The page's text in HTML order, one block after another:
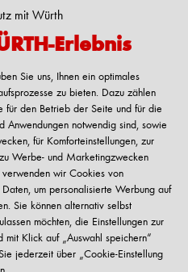
Freiberufler und öffentliche
Erlebnis
Sie uns, Ihnen ein optimales
zu bieten. Dazu zählen
für den Betrieb der Seite und für die
Anwendungen notwendig sind, sowie
für Komforteinstellungen, zur
Werbe- und Marketingzwecken
wir Cookies von
um personalisierte Werbung auf
Sie können alternativ selbst
möchten, die Einstellungen zur
mit Klick auf „Auswahl speichern“
jederzeit über „Cookie-Einstellung